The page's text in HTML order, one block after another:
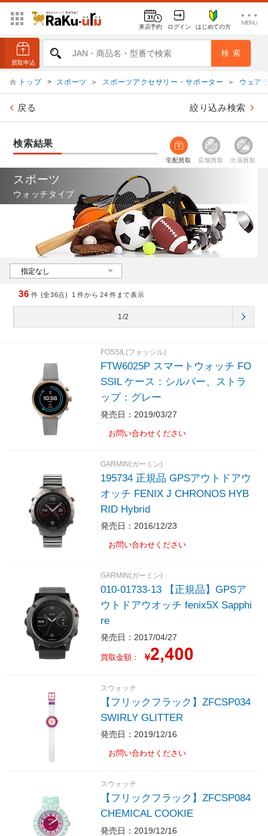
来店予約 ログイン はじめての方
トップ > スポーツ ＞ スポーツアクセサリー・サポーター ＞ ウェア
戻る 絞り込み検索
検索結果
宅配買取 店舗買取 出張買取
スポーツ
ウォッチタイプ
36 件 (全36点) 1 件から 24 件まで表示
1/2
FOSSIL(フォッシル)
FTW6025P スマートウォッチ FO
SSIL ケース：シルバー、ストラ
ップ：グレー
発売日：2019/03/27
お問い合わせください
GARMIN(ガーミン)
195734 正規品 GPSアウトドアウ
オッチ FENIX J CHRONOS HYB
RID Hybrid
発売日：2016/12/23
お問い合わせください
GARMIN(ガーミン)
010-01733-13 【正規品】GPSア
ウトドアウオッチ fenix5X Sapphi
re
発売日：2017/04/27
買取金額： ￥
スウォッチ
【フリックフラック】ZFCSP034
SWIRLY GLITTER
発売日：2019/12/16
お問い合わせください
スウォッチ
【フリックフラック】ZFCSP084
CHEMICAL COOKIE
発売日：2019/12/16